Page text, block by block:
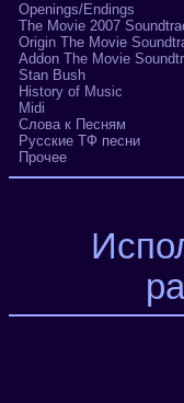
Openings/Endings
The Movie 2007
Origin The Movie
Addon The Movie
Stan Bush
History of Music
Midi
Слова к Песням
Русские ТФ песни
Прочее